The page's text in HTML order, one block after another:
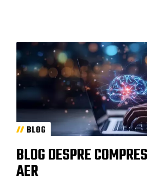
BLOG
BLOG DESPRE
AER